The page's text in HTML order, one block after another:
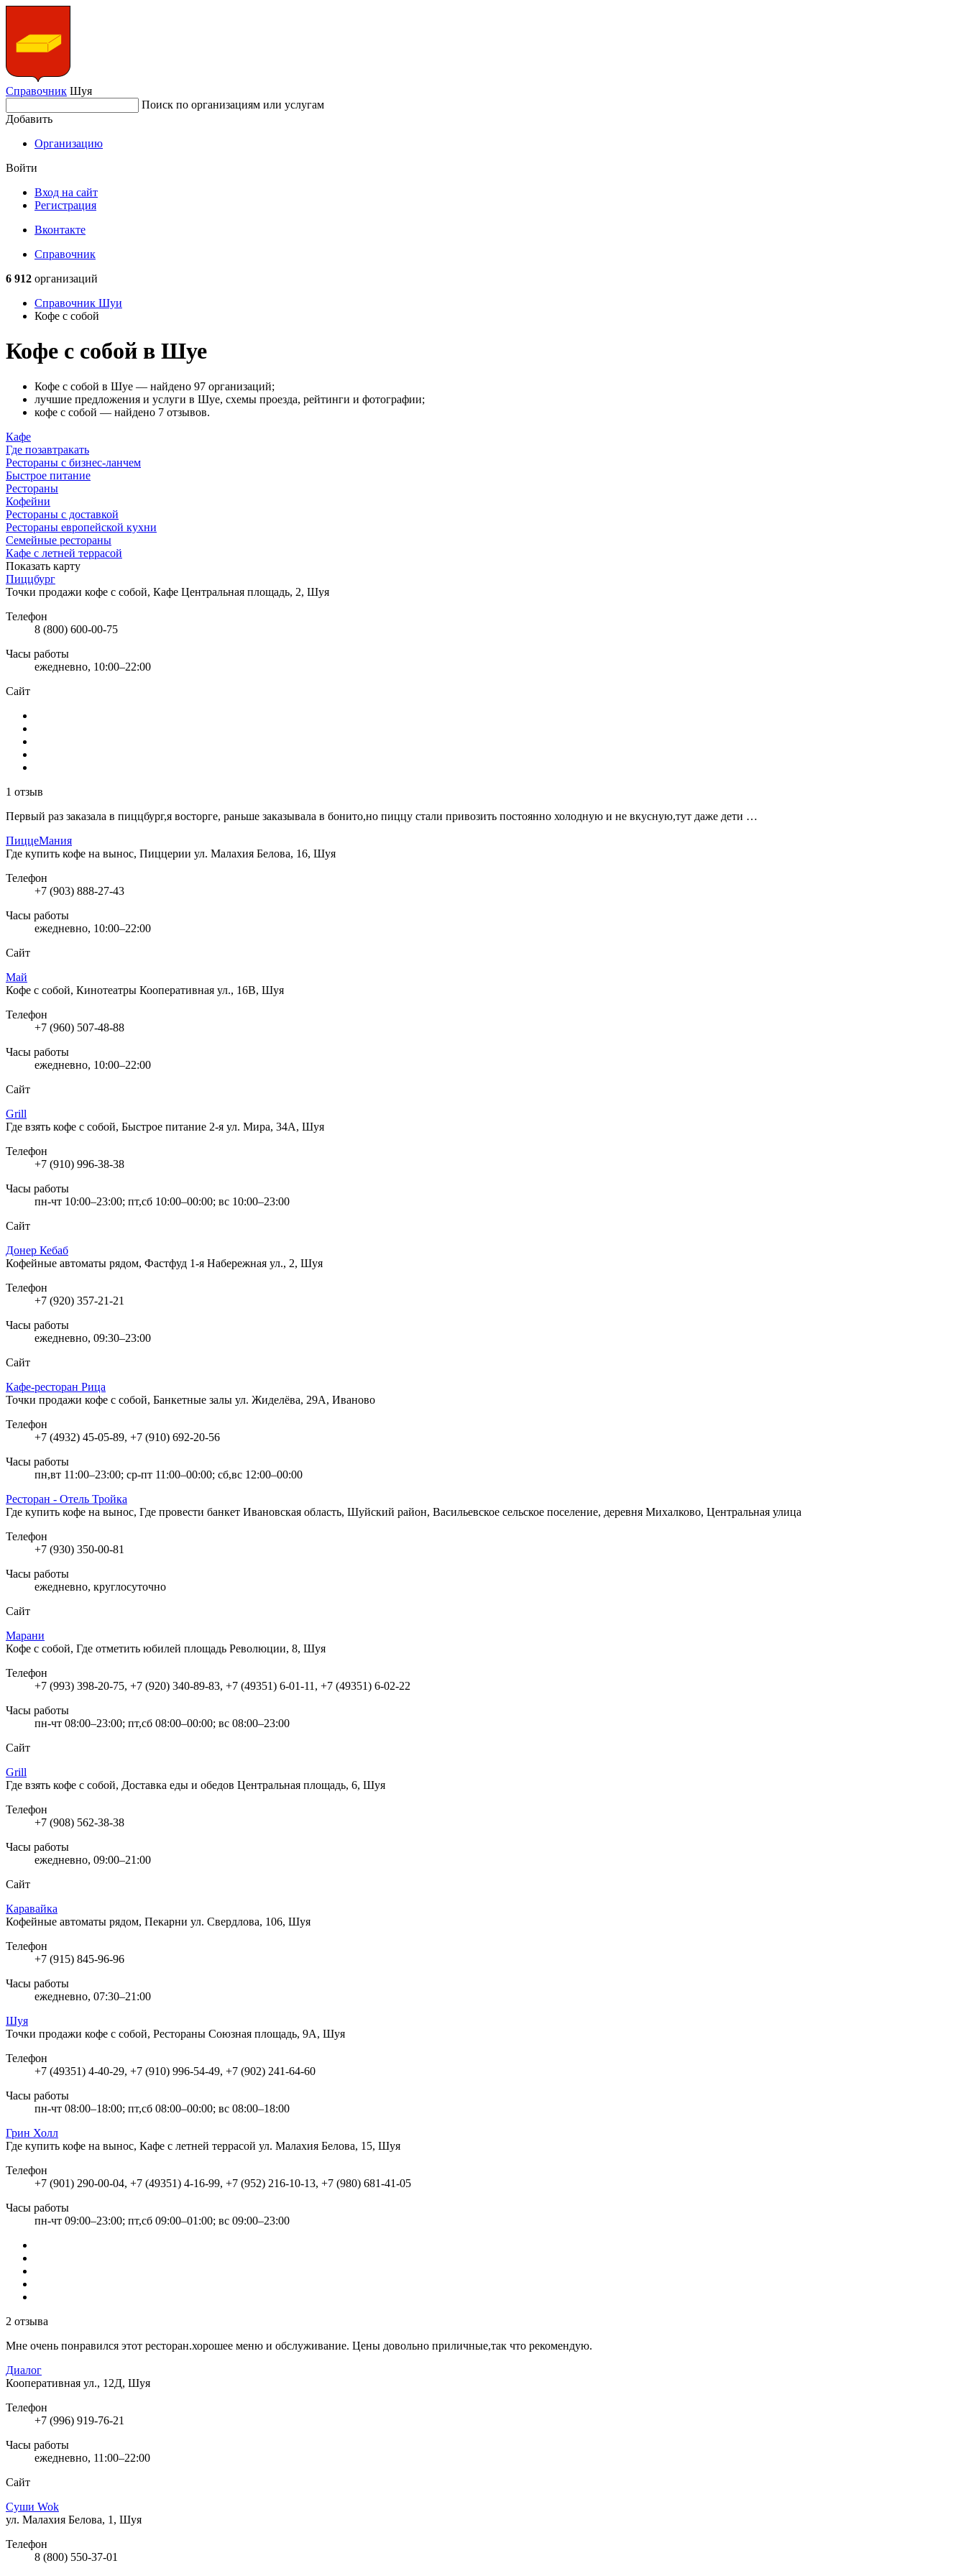
Справочник Шуя
Поиск по организациям или услугам
Добавить
Организацию
Войти
Вход на сайт
Регистрация
Вконтакте
Справочник
6 912 организаций
Справочник Шуи
Кофе с собой
Кофе с собой в Шуе
Кофе с собой в Шуе — найдено 97 организаций;
лучшие предложения и услуги в Шуе, схемы проезда, рейтинги и фотографии;
кофе с собой — найдено 7 отзывов.
Кафе
Где позавтракать
Рестораны с бизнес-ланчем
Быстрое питание
Рестораны
Кофейни
Рестораны с доставкой
Рестораны европейской кухни
Семейные рестораны
Кафе с летней террасой
Показать карту
Пиццбург
Точки продажи кофе с собой, Кафе Центральная площадь, 2, Шуя
Телефон
8 (800) 600-00-75
Часы работы
ежедневно, 10:00–22:00
Сайт
1 отзыв
Первый раз заказала в пиццбург,я восторге, раньше заказывала в бонито,но пиццу стали привозить постоянно холодную и не вкусную,тут даже дети …
ПиццеМания
Где купить кофе на вынос, Пиццерии ул. Малахия Белова, 16, Шуя
Телефон
+7 (903) 888-27-43
Часы работы
ежедневно, 10:00–22:00
Сайт
Май
Кофе с собой, Кинотеатры Кооперативная ул., 16В, Шуя
Телефон
+7 (960) 507-48-88
Часы работы
ежедневно, 10:00–22:00
Сайт
Grill
Где взять кофе с собой, Быстрое питание 2-я ул. Мира, 34А, Шуя
Телефон
+7 (910) 996-38-38
Часы работы
пн-чт 10:00–23:00; пт,сб 10:00–00:00; вс 10:00–23:00
Сайт
Донер Кебаб
Кофейные автоматы рядом, Фастфуд 1-я Набережная ул., 2, Шуя
Телефон
+7 (920) 357-21-21
Часы работы
ежедневно, 09:30–23:00
Сайт
Кафе-ресторан Рица
Точки продажи кофе с собой, Банкетные залы ул. Жиделёва, 29А, Иваново
Телефон
+7 (4932) 45-05-89, +7 (910) 692-20-56
Часы работы
пн,вт 11:00–23:00; ср-пт 11:00–00:00; сб,вс 12:00–00:00
Ресторан - Отель Тройка
Где купить кофе на вынос, Где провести банкет Ивановская область, Шуйский район, Васильевское сельское поселение, деревня Михалково, Центральная улица
Телефон
+7 (930) 350-00-81
Часы работы
ежедневно, круглосуточно
Сайт
Марани
Кофе с собой, Где отметить юбилей площадь Революции, 8, Шуя
Телефон
+7 (993) 398-20-75, +7 (920) 340-89-83, +7 (49351) 6-01-11, +7 (49351) 6-02-22
Часы работы
пн-чт 08:00–23:00; пт,сб 08:00–00:00; вс 08:00–23:00
Сайт
Grill
Где взять кофе с собой, Доставка еды и обедов Центральная площадь, 6, Шуя
Телефон
+7 (908) 562-38-38
Часы работы
ежедневно, 09:00–21:00
Сайт
Каравайка
Кофейные автоматы рядом, Пекарни ул. Свердлова, 106, Шуя
Телефон
+7 (915) 845-96-96
Часы работы
ежедневно, 07:30–21:00
Шуя
Точки продажи кофе с собой, Рестораны Союзная площадь, 9А, Шуя
Телефон
+7 (49351) 4-40-29, +7 (910) 996-54-49, +7 (902) 241-64-60
Часы работы
пн-чт 08:00–18:00; пт,сб 08:00–00:00; вс 08:00–18:00
Грин Холл
Где купить кофе на вынос, Кафе с летней террасой ул. Малахия Белова, 15, Шуя
Телефон
+7 (901) 290-00-04, +7 (49351) 4-16-99, +7 (952) 216-10-13, +7 (980) 681-41-05
Часы работы
пн-чт 09:00–23:00; пт,сб 09:00–01:00; вс 09:00–23:00
2 отзыва
Мне очень понравился этот ресторан.хорошее меню и обслуживание. Цены довольно приличные,так что рекомендую.
Диалог
Кооперативная ул., 12Д, Шуя
Телефон
+7 (996) 919-76-21
Часы работы
ежедневно, 11:00–22:00
Сайт
Суши Wok
ул. Малахия Белова, 1, Шуя
Телефон
8 (800) 550-37-01